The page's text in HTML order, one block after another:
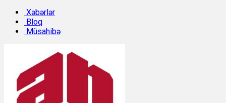
Sabah:
Xəbərlər
Bloq
Müsahibə